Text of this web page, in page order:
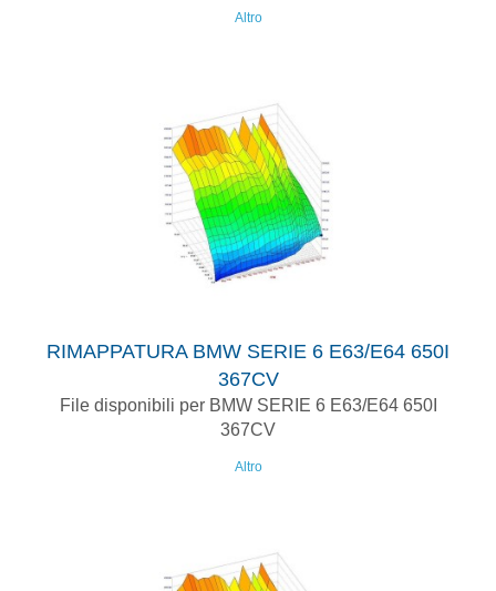
Altro
RIMAPPATURA BMW SERIE 6 E63/E64 650I
367CV
File disponibili per BMW SERIE 6 E63/E64 650I
367CV
Altro